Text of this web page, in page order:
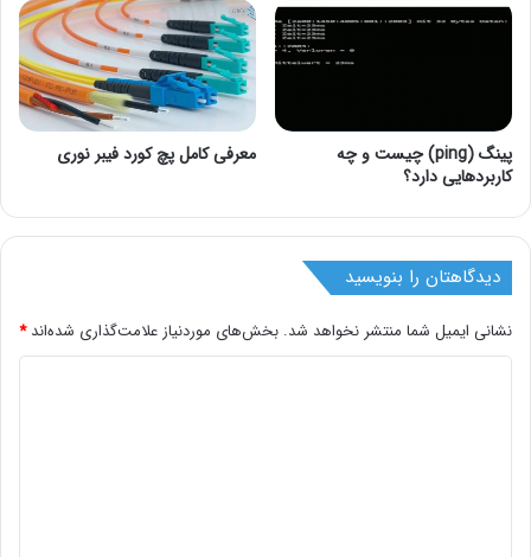
پینگ (ping) چیست و چه
کاربردهایی دارد؟
معرفی کامل پچ کورد فیبر نوری
دیدگاهتان را بنویسید
نشانی ایمیل شما منتشر نخواهد شد. بخش‌های موردنیاز علامت‌گذاری شده‌اند*